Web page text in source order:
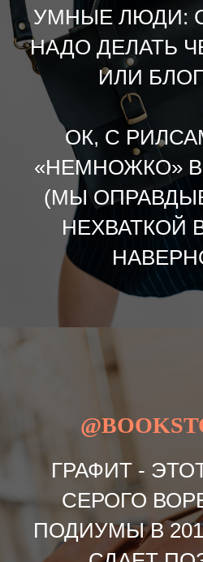
УМНЫЕ ЛЮДИ:
НАДО ДЕЛАТЬ
ИЛИ
ОК, С
«НЕМНОЖКО»
(МЫ
НЕХВАТКОЙ
ГРАФИТ -
СЕРОГО
ПОДИУМЫ В